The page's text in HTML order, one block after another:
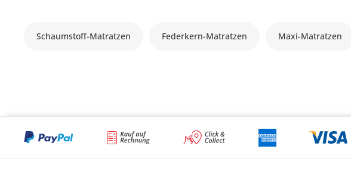
Schaumstoff-Matratzen Federkern-Matratzen Maxi-Matratzen